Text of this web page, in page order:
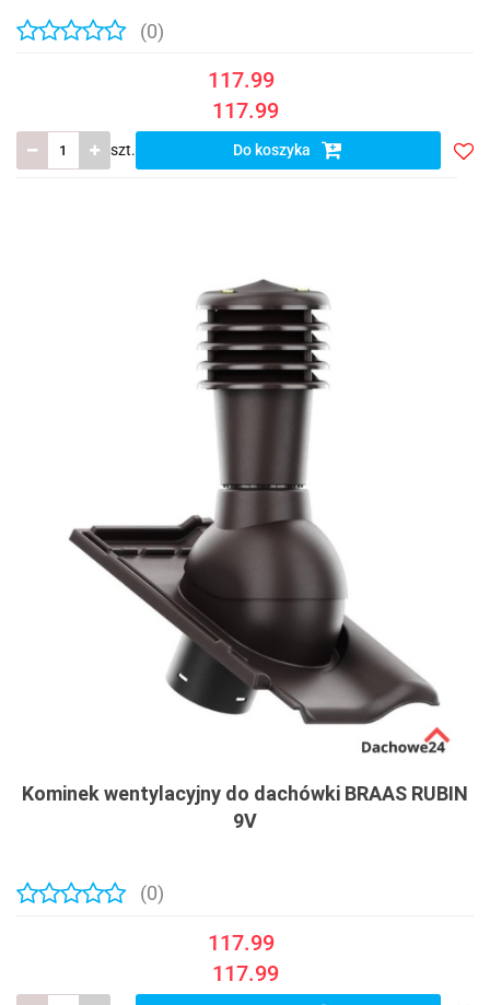
(0)
117.99
117.99
szt. Do koszyka
Kominek wentylacyjny do dachówki BRAAS RUBIN
9V
(0)
117.99
117.99